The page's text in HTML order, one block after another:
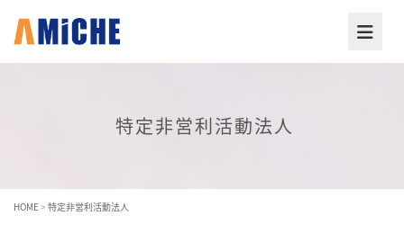
特定非営利活動法人
HOME> 特定非営利活動法人